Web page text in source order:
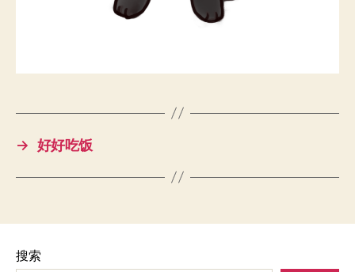
→ 好好吃饭
搜索